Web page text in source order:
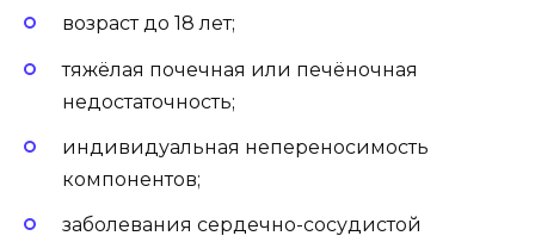
возраст до 18 лет;
тяжёлая почечная или печёночная
недостаточность;
индивидуальная непереносимость
компонентов;
заболевания сердечно-сосудистой